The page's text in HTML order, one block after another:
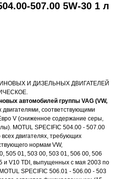
507.00 5W-30 1 л
И ДИЗЕЛЬНЫХ ДВИГАТЕЛЕЙ
автомобилей группы VAG (VW,
соответствующими
V (сниженное содержание серы,
MOTUL SPECIFIC 504.00 - 507.00
двигателях, требующих
нормам VW,
505 01, 503 00, 503 01, 506 00, 506
V10 TDI, выпущенных с мая 2003 по
SPECIFIC 506.01 - 506.00 - 503